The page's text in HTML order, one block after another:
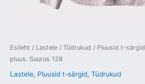
Esileht / Lastele / Tüdrukud / Pluusid t-särgid
pluus. Suurus 128
Lastele, Pluusid t-särgid, Tüdrukud